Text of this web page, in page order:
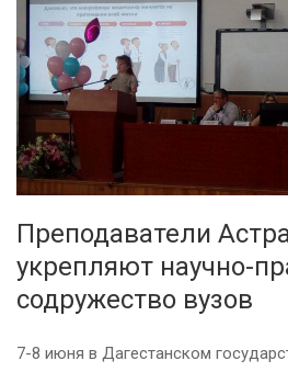
Преподаватели
укрепляют научно-
содружество вузов
7-8 июня в Дагестанском